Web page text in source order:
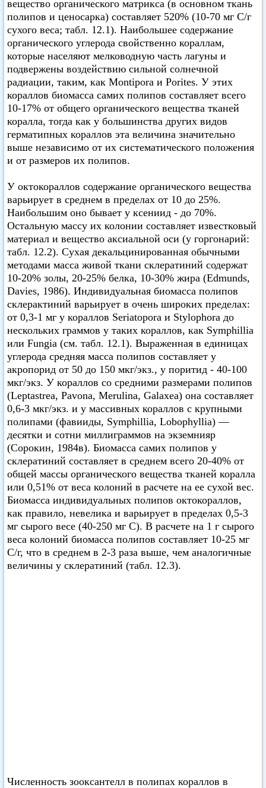
вещество органического матрикса (в основном ткань
полипов и ценосарка) составляет 520% (10-70 мг С/г
сухого веса; табл. 12.1). Наибольшее содержание
органического углерода свойственно кораллам,
которые населяют мелководную часть лагуны и
подвержены воздействию сильной солнечной
радиации, таким, как Montipora и Porites. У этих
кораллов биомасса самих полипов составляет всего
10-17% от общего органического вещества тканей
коралла, тогда как у большинства других видов
герматипных кораллов эта величина значительно
выше независимо от их систематического положения
и от размеров их полипов.
У октокораллов содержание органического вещества
варьирует в среднем в пределах от 10 до 25%.
Наибольшим оно бывает у ксениид - до 70%.
Остальную массу их колонии составляет известковый
материал и вещество аксиальной оси (у горгонарий:
табл. 12.2). Сухая декальцинированная обычными
методами масса живой ткани склератиний содержат
10-20% золы, 20-25% белка, 10-30% жира (Edmunds,
Davies, 1986). Индивидуальная биомасса полипов
склерактиний варьирует в очень широких пределах:
от 0,3-1 мг у кораллов Seriatopora и Stylophora до
нескольких граммов у таких кораллов, как Symphillia
или Fungia (см. табл. 12.1). Выраженная в единицах
углерода средняя масса полипов составляет у
акропорид от 50 до 150 мкг/экз., у поритид - 40-100
мкг/экз. У кораллов со средними размерами полипов
(Leptastrea, Pavona, Merulina, Galaxea) она составляет
0,6-3 мкг/экз. и у массивных кораллов с крупными
полипами (фавииды, Symphillia, Lobophyllia) —
десятки и сотни миллиграммов на экземнияр
(Сорокин, 1984в). Биомасса самих полипов у
склератиний составляет в среднем всего 20-40% от
общей массы органического вещества тканей коралла
или 0,51% от веса колоний в расчете на ее сухой вес.
Биомасса индивидуальных полипов октокораллов,
как правило, невелика и варьирует в пределах 0,5-3
мг сырого весе (40-250 мг С). В расчете на 1 г сырого
веса колоний биомасса полипов составляет 10-25 мг
С/г, что в среднем в 2-3 раза выше, чем аналогичные
величины у склератиний (табл. 12.3).
Численность зооксантелл в полипах кораллов в